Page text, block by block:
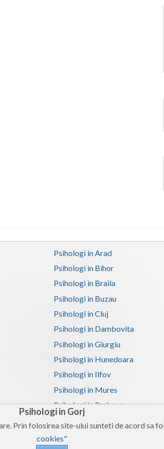
Psihologi in Gorj
Prin folosirea site-ului sunteti de acord sa
cookies"
Psihologi in Arad
Psihologi in Bihor
Psihologi in Braila
Psihologi in Buzau
Psihologi in Cluj
Psihologi in Dambovita
Psihologi in Giurgiu
Psihologi in Hunedoara
Psihologi in Ilfov
Psihologi in Mures
Psihologi in Prahova
Psihologi in Timis